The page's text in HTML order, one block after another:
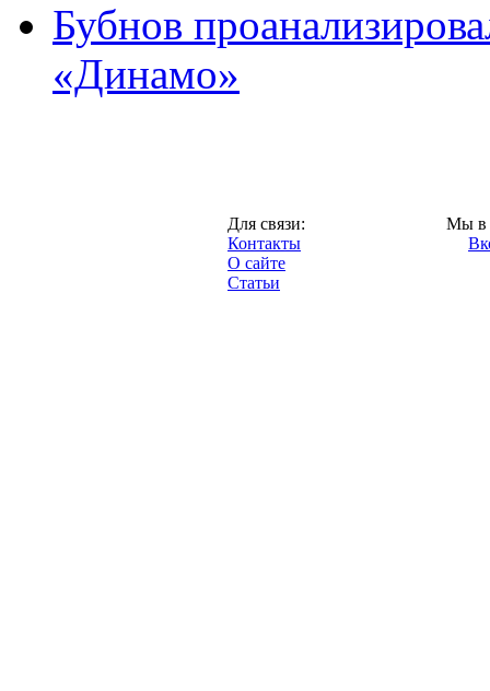
Бубнов
«Динамо»
Для связи:
Контакты
О сайте
Статьи
Мы в